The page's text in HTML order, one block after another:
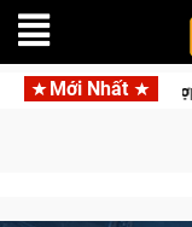
Mới Nhất
Garena hợp tác cùng